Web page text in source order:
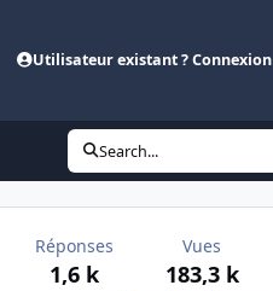
Utilisateur existant ? Connexion
Search...
Réponses
1,6 k
Vues
183,3 k